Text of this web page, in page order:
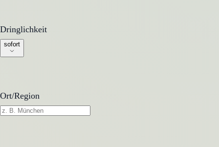
Dringlichkeit
Dringlichkeit
sofort
Ort/Region